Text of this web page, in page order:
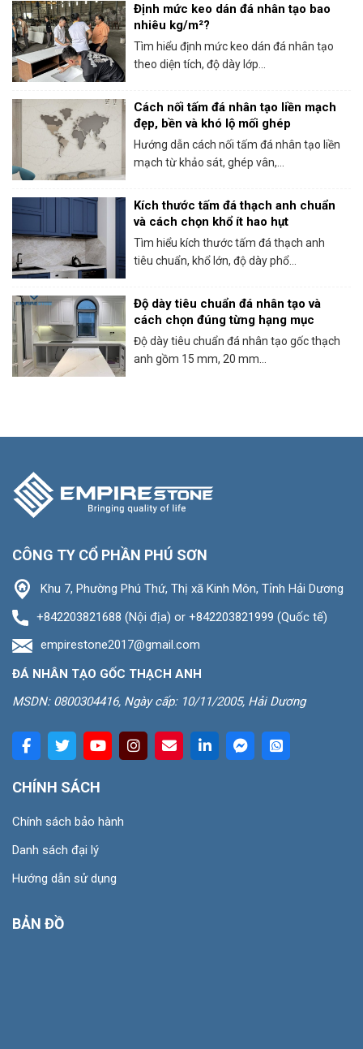
Định mức keo dán đá nhân tạo bao
nhiêu kg/m²?
Tìm hiểu định mức keo dán đá nhân tạo
theo diện tích, độ dày lớp...
Cách nối tấm đá nhân tạo liền mạch
đẹp, bền và khó lộ mối ghép
Hướng dẫn cách nối tấm đá nhân tạo liền
mạch từ khảo sát, ghép vân,...
Kích thước tấm đá thạch anh chuẩn
và cách chọn khổ ít hao hụt
Tìm hiểu kích thước tấm đá thạch anh
tiêu chuẩn, khổ lớn, độ dày phổ...
Độ dày tiêu chuẩn đá nhân tạo và
cách chọn đúng từng hạng mục
Độ dày tiêu chuẩn đá nhân tạo gốc thạch
anh gồm 15 mm, 20 mm...
CÔNG TY CỔ PHẦN PHÚ SƠN
Khu 7, Phường Phú Thứ, Thị xã Kinh Môn, Tỉnh Hải Dương
+842203821688 (Nội địa) or +842203821999 (Quốc tế)
empirestone2017@gmail.com
ĐÁ NHÂN TẠO GỐC THẠCH ANH
MSDN: 0800304416, Ngày cấp: 10/11/2005, Hải Dương
CHÍNH SÁCH
Chính sách bảo hành
Danh sách đại lý
Hướng dẫn sử dụng
BẢN ĐỒ